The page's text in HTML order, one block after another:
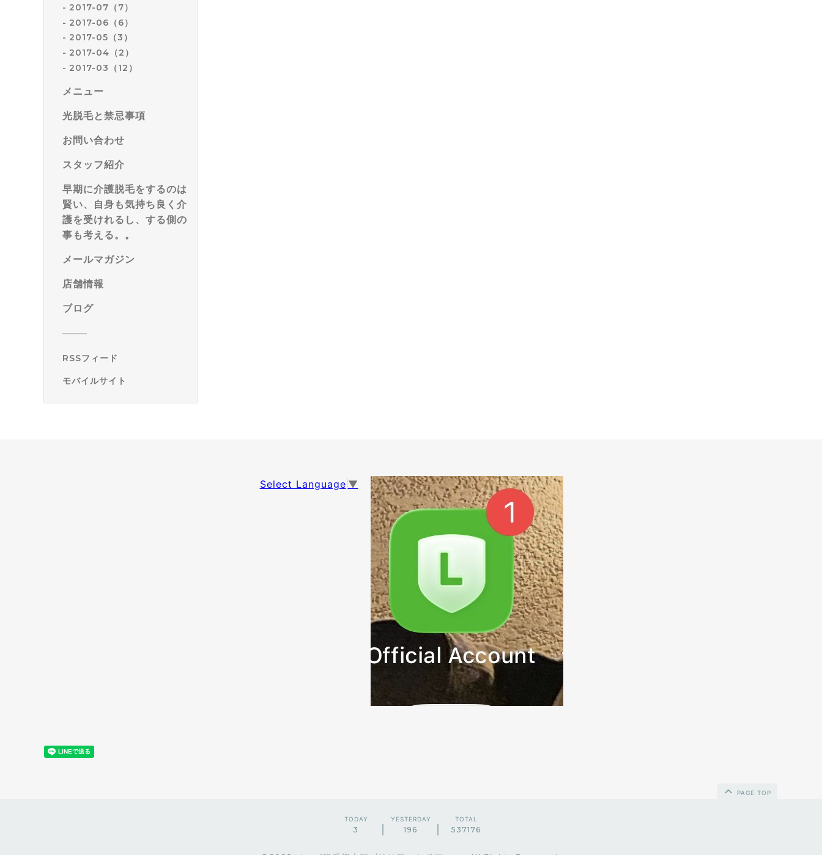
2017-07（7）
2017-06（6）
2017-05（3）
2017-04（2）
2017-03（12）
メニュー
光脱毛と禁忌事項
お問い合わせ
スタッフ紹介
早期に介護脱毛をするのは
賢い、自身も気持ち良く介
護を受けれるし、する側の
事も考える。。
メールマガジン
店舗情報
ブログ
RSSフィード
モバイルサイト
Select Language ▼
PAGE TOP
TODAY
3
YESTERDAY
196
TOTAL
537176